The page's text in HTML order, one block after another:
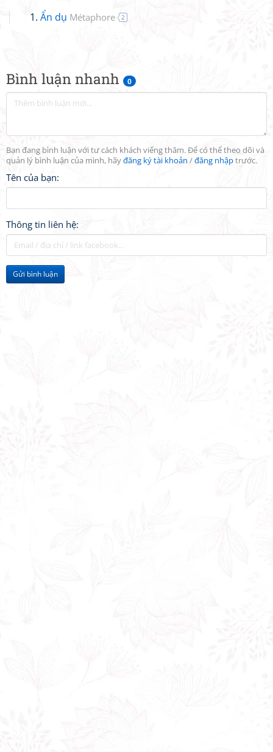
Bình luận nhanh 0
Bạn đang bình luận với tư cách khách viếng thăm. Để có thể theo dõi và
quản lý bình luận của mình, hãyđăng ký tài khoản /đăng nhậptrước.
Tên của bạn:
Thông tin liên hệ:
Gửi bình luận
Ẩn dụ Métaphore 2